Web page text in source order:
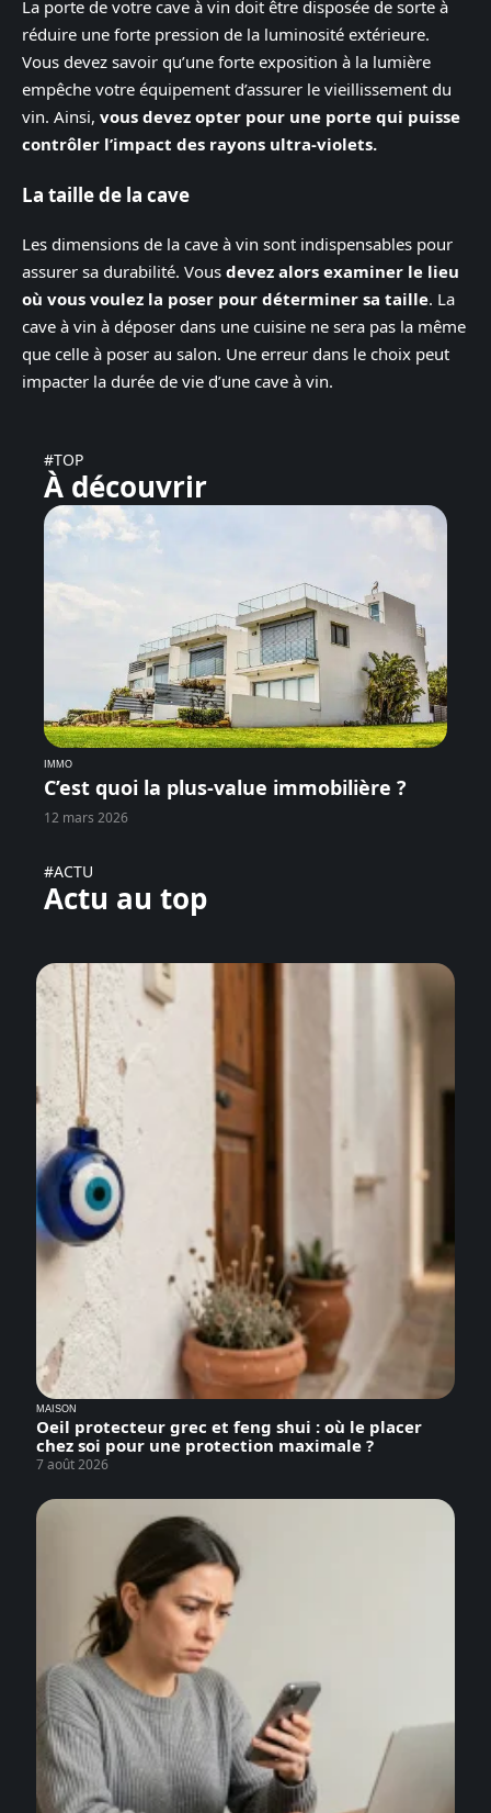
La porte de votre cave à vin doit être disposée de sorte à
réduire une forte pression de la luminosité extérieure.
Vous devez savoir qu’une forte exposition à la lumière
empêche votre équipement d’assurer le vieillissement du
vin. Ainsi, vous devez opter pour une porte qui puisse
contrôler l’impact des rayons ultra-violets.
La taille de la cave
Les dimensions de la cave à vin sont indispensables pour
assurer sa durabilité. Vous devez alors examiner le lieu
où vous voulez la poser pour déterminer sa taille. La
cave à vin à déposer dans une cuisine ne sera pas la même
que celle à poser au salon. Une erreur dans le choix peut
impacter la durée de vie d’une cave à vin.
#TOP
À découvrir
IMMO
C’est quoi la plus-value immobilière ?
12 mars 2026
#ACTU
Actu au top
MAISON
Oeil protecteur grec et feng shui : où le placer
chez soi pour une protection maximale ?
7 août 2026